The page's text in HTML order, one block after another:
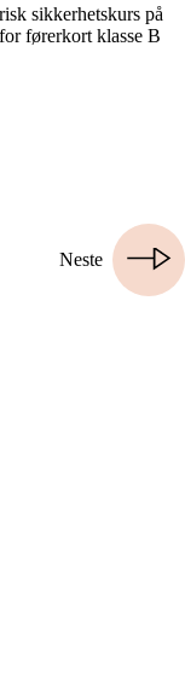
sikkerhetskurs på
førerkort klasse B
Neste